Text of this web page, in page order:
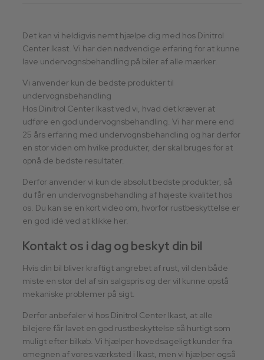
Det kan vi heldigvis nemt hjælpe dig med hos Dinitrol
Center Ikast. Vi har den nødvendige erfaring for at kunne
lave undervognsbehandling på biler af alle mærker.
Vi anvender kun de bedste produkter til
undervognsbehandling
Hos Dinitrol Center Ikast ved vi, hvad det kræver at
udføre en god undervognsbehandling. Vi har mere end
25 års erfaring med undervognsbehandling og har derfor
en stor viden om hvilke produkter, der skal bruges for at
opnå de bedste resultater.
Derfor anvender vi kun de absolut bedste produkter, så
du får en undervognsbehandling af højeste kvalitet hos
os. Du kan se en kort video om, hvorfor rustbeskyttelse er
en god idé ved at klikke her.
​Kontakt os i dag og beskyt din bil
Hvis din bil bliver kraftigt angrebet af rust, vil den både
miste en stor del af sin salgspris og der vil kunne opstå
mekaniske problemer på sigt.
​Derfor anbefaler vi hos Dinitrol Center Ikast, at alle
bilejere får lavet en god rustbeskyttelse så hurtigt som
muligt efter bilkøb. Vi hjælper hovedsageligt kunder fra
omegnen af vores værksted i Ikast, men vi hjælper også